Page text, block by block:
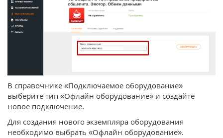
В справочнике «Подключаемое оборудование»
выберите тип «Офлайн оборудование» и создайте
новое подключение.
Для создания нового экземпляра оборудования
необходимо выбрать «Офлайн оборудование».